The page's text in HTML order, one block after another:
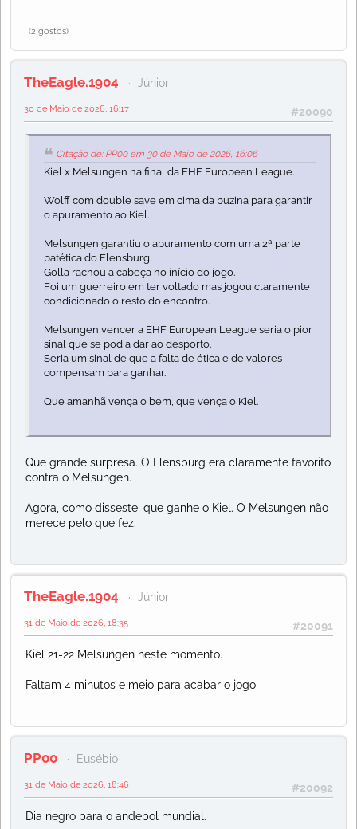
(2 gostos)
TheEagle.1904 Júnior
#20090
30 de Maio de 2026, 16:17
Citação de: PP00 em 30 de Maio de 2026, 16:06
Kiel x Melsungen na final da EHF European League.
Wolff com double save em cima da buzina para garantir
o apuramento ao Kiel.
Melsungen garantiu o apuramento com uma 2ª parte
patética do Flensburg.
Golla rachou a cabeça no início do jogo.
Foi um guerreiro em ter voltado mas jogou claramente
condicionado o resto do encontro.
Melsungen vencer a EHF European League seria o pior
sinal que se podia dar ao desporto.
Seria um sinal de que a falta de ética e de valores
compensam para ganhar.
Que amanhã vença o bem, que vença o Kiel.
Que grande surpresa. O Flensburg era claramente favorito
contra o Melsungen.
Agora, como disseste, que ganhe o Kiel. O Melsungen não
merece pelo que fez.
TheEagle.1904 Júnior
#20091
31 de Maio de 2026, 18:35
Kiel 21-22 Melsungen neste momento.
Faltam 4 minutos e meio para acabar o jogo
PP00 Eusébio
#20092
31 de Maio de 2026, 18:46
Dia negro para o andebol mundial.